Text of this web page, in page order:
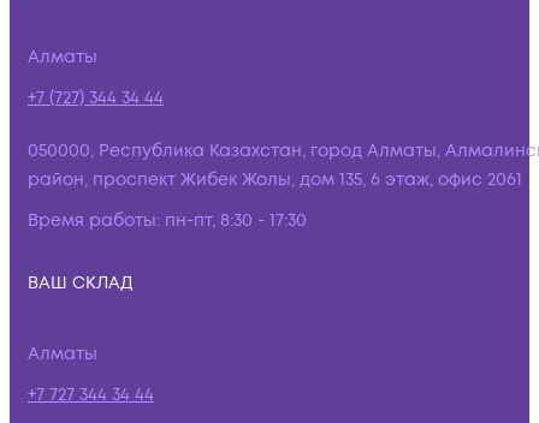
Алматы
+7 (727) 344 34 44
050000, Республика Казахстан, город Алматы,
район, проспект Жибек Жолы, дом 135, 6 этаж, офис 2061
Время работы: пн-пт, 8:30 - 17:30
ВАШ СКЛАД
Алматы
+7 727 344 34 44